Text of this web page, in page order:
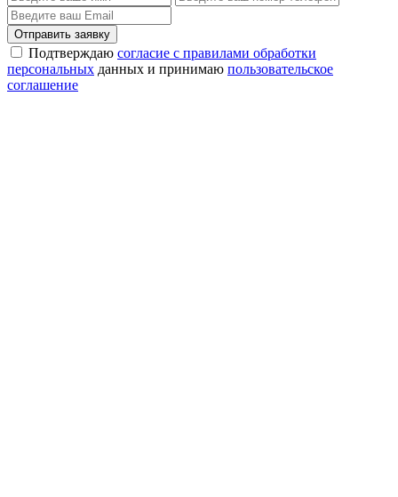
Отправить заявку
Подтверждаю согласие с правилами обработки
персональных данных и принимаю пользовательское
соглашение